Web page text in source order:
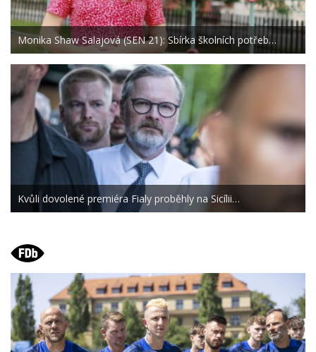
Monika Shaw Salajová (SEN 21): Sbírka školních potřeb…
Kvůli dovolené premiéra Fialy proběhly na Sicílii…